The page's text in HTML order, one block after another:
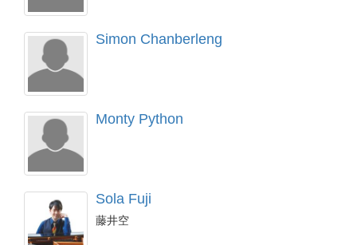
Simon Chanberleng
Monty Python
Sola Fuji
藤井空